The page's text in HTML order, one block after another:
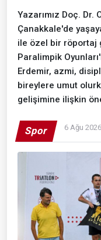
Yazarımız Doç. Dr.
Çanakkale'de
ile özel bir röportaj
Paralimpik
Erdemir, azmi,
bireylere umut
gelişimine ilişkin
Spor 6 Ağu